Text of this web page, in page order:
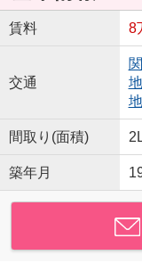
賃料 8
交通
間取り(面積)
築年月